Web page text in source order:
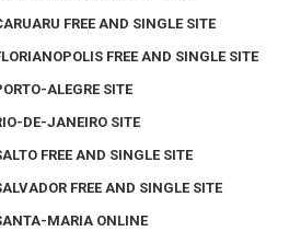
FREE AND SINGLE SITE
FREE AND SINGLE SITE
ALEGRE SITE
DE-JANEIRO SITE
FREE AND SINGLE SITE
FREE AND SINGLE SITE
MARIA ONLINE